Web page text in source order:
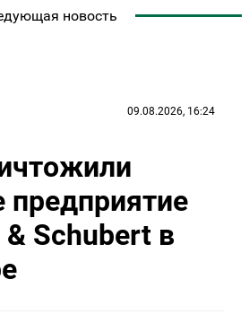
новость
09.08.2026, 16:24
предприятие
Schubert в